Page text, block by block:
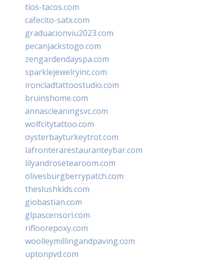
tios-tacos.com
cafecito-satx.com
graduacionviu2023.com
pecanjackstogo.com
zengardendayspa.com
sparklejewelryinc.com
ironcladtattoostudio.com
bruinshome.com
annascleaningsvc.com
wolfcitytattoo.com
oysterbayturkeytrot.com
lafronterarestauranteybar.com
lilyandrosetearoom.com
olivesburgberrypatch.com
theslushkids.com
giobastian.com
glpascensori.com
rifloorepoxy.com
woolleymillingandpaving.com
uptonpvd.com